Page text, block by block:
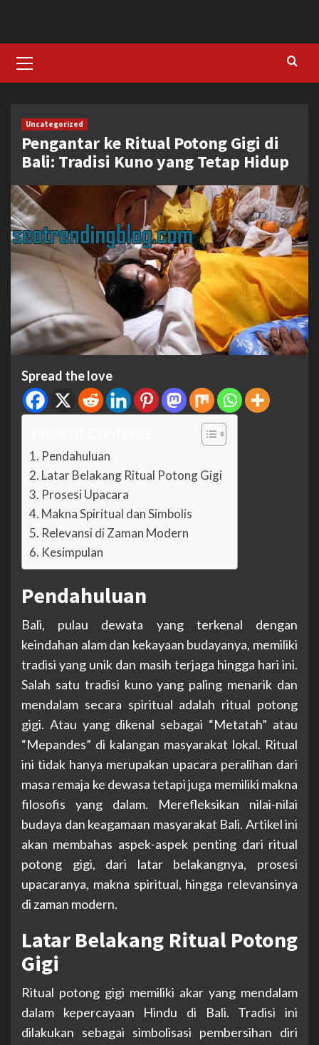
content
Menu
Uncategorized
Pengantar ke Ritual Potong Gigi di
Bali: Tradisi Kuno yang Tetap Hidup
Spread the love
Pendahuluan
Latar Belakang Ritual Potong Gigi
Prosesi Upacara
Makna Spiritual dan Simbolis
Relevansi di Zaman Modern
Kesimpulan
Pendahuluan
Bali, pulau dewata yang terkenal dengan
keindahan alam dan kekayaan budayanya, memiliki
tradisi yang unik dan masih terjaga hingga hari ini.
Salah satu tradisi kuno yang paling menarik dan
mendalam secara spiritual adalah ritual potong
gigi. Atau yang dikenal sebagai “Metatah” atau
“Mepandes” di kalangan masyarakat lokal. Ritual
ini tidak hanya merupakan upacara peralihan dari
masa remaja ke dewasa tetapi juga memiliki makna
filosofis yang dalam. Merefleksikan nilai-nilai
budaya dan keagamaan masyarakat Bali. Artikel ini
akan membahas aspek-aspek penting dari ritual
potong gigi, dari latar belakangnya, prosesi
upacaranya, makna spiritual, hingga relevansinya
di zaman modern.
Latar Belakang Ritual Potong
Gigi
Ritual potong gigi memiliki akar yang mendalam
dalam kepercayaan Hindu di Bali. Tradisi ini
dilakukan sebagai simbolisasi pembersihan diri